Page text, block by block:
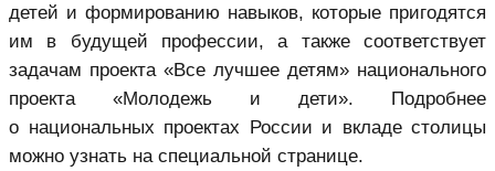
детей и формированию навыков, которые пригодятся
им в будущей профессии, а также соответствует
задачам проекта «Все лучшее детям» национального
проекта «Молодежь и дети». Подробнее
о национальных проектах России и вкладе столицы
можно узнать на специальной странице.